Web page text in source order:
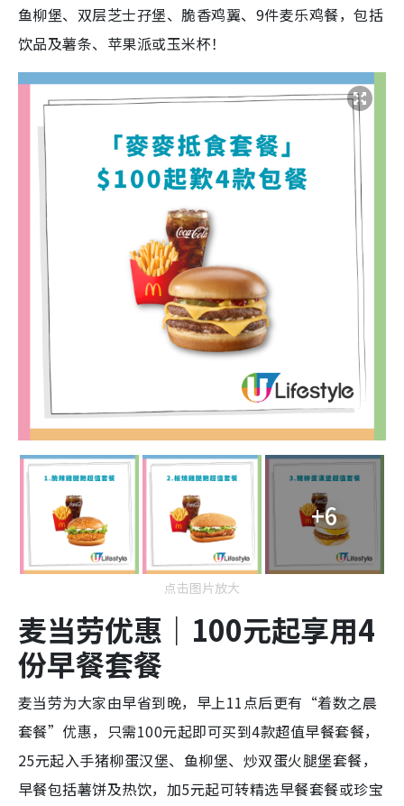
鱼柳堡、双层芝士孖堡、脆香鸡翼、9件麦乐鸡餐，包括
饮品及薯条、苹果派或玉米杯！
+6
点击图片放大
麦当劳优惠｜100元起享用4
份早餐套餐
麦当劳为大家由早省到晚，早上11点后更有“着数之晨
套餐”优惠，只需100元起即可买到4款超值早餐套餐，
25元起入手猪柳蛋汉堡、鱼柳堡、炒双蛋火腿堡套餐，
早餐包括薯饼及热饮，加5元起可转精选早餐套餐或珍宝